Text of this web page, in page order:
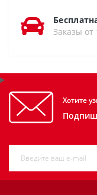
Заказы от
Хотите